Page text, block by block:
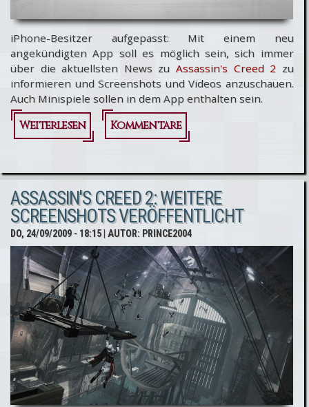
iPhone-Besitzer aufgepasst: Mit einem neu
angekündigten App soll es möglich sein, sich immer
über die aktuellsten News zuAssassin's Creed 2 zu
informieren und Screenshots und Videos anzuschauen.
Auch Minispiele sollen in dem App enthalten sein.
Weiterlesen
über
Creed 2:
App für
iPhone
Kommentare
ASSASSIN'S CREED 2: WEITERE
SCREENSHOTS VERÖFFENTLICHT
DO, 24/09/2009 - 18:15| AUTOR: PRINCE2004